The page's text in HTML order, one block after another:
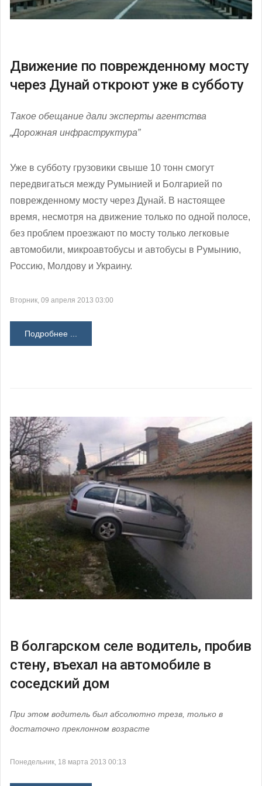
Движение по поврежденному мосту
через Дунай откроют уже в субботу
Такое обещание дали эксперты агентства
„Дорожная инфраструктура”
Уже в субботу грузовики свыше 10 тонн смогут
передвигаться между Румынией и Болгарией по
поврежденному мосту через Дунай. В настоящее
время, несмотря на движение только по одной полосе,
без проблем проезжают по мосту только легковые
автомобили, микроавтобусы и автобусы в Румынию,
Россию, Молдову и Украину.
Вторник, 09 апреля 2013 03:00
Подробнее ...
В болгарском селе водитель, пробив
стену, въехал на автомобиле в
соседский дом
При этом водитель был абсолютно трезв, только в
достаточно преклонном возрасте
Понедельник, 18 марта 2013 00:13